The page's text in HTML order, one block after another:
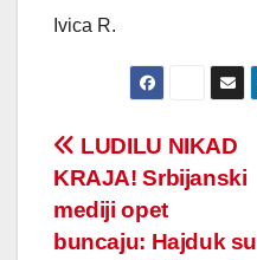
Ivica R.
Post
navigation
LUDILU NIKAD
KRAJA! Srbijanski
mediji opet
buncaju: Hajduk su